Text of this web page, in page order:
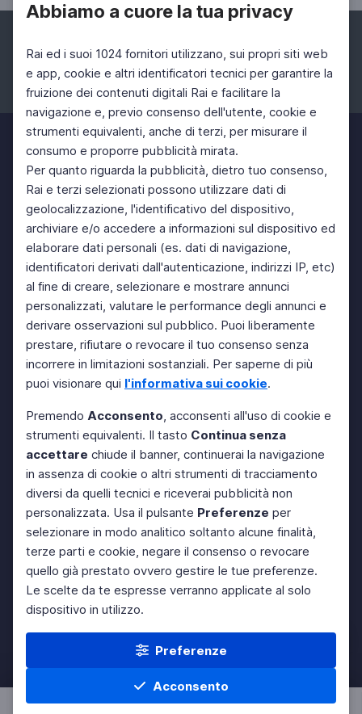
Abbiamo a cuore la tua privacy
Rai ed i suoi 1024 fornitori utilizzano, sui propri siti web
e app, cookie e altri identificatori tecnici per garantire la
fruizione dei contenuti digitali Rai e facilitare la
navigazione e, previo consenso dell'utente, cookie e
strumenti equivalenti, anche di terzi, per misurare il
consumo e proporre pubblicità mirata.
Per quanto riguarda la pubblicità, dietro tuo consenso,
Rai e terzi selezionati possono utilizzare dati di
geolocalizzazione, l'identificativo del dispositivo,
archiviare e/o accedere a informazioni sul dispositivo ed
elaborare dati personali (es. dati di navigazione,
identificatori derivati dall'autenticazione, indirizzi IP, etc)
al fine di creare, selezionare e mostrare annunci
personalizzati, valutare le performance degli annunci e
derivare osservazioni sul pubblico. Puoi liberamente
prestare, rifiutare o revocare il tuo consenso senza
incorrere in limitazioni sostanziali. Per saperne di più
puoi visionare qui l'informativa sui cookie.
Premendo Acconsento, acconsenti all'uso di cookie e
strumenti equivalenti. Il tasto Continua senza
accettare chiude il banner, continuerai la navigazione
in assenza di cookie o altri strumenti di tracciamento
diversi da quelli tecnici e riceverai pubblicità non
personalizzata. Usa il pulsante Preferenze per
selezionare in modo analitico soltanto alcune finalità,
terze parti e cookie, negare il consenso o revocare
quello già prestato ovvero gestire le tue preferenze.
Le scelte da te espresse verranno applicate al solo
dispositivo in utilizzo.
Preferenze
Acconsento
Facebook Instagram Twitter